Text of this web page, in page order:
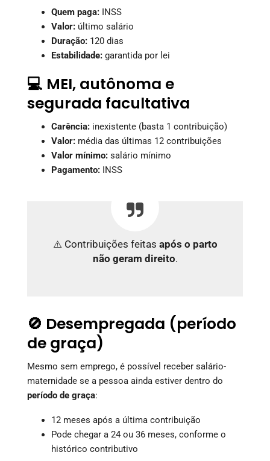
Quem paga: INSS
Valor: último salário
Duração: 120 dias
Estabilidade: garantida por lei
💻 MEI, autônoma e
segurada facultativa
Carência: inexistente (basta 1 contribuição)
Valor: média das últimas 12 contribuições
Valor mínimo: salário mínimo
Pagamento: INSS
⚠️ Contribuições feitas após o parto
não geram direito.
🚫 Desempregada (período
de graça)
Mesmo sem emprego, é possível receber salário-
maternidade se a pessoa ainda estiver dentro do
período de graça:
12 meses após a última contribuição
Pode chegar a 24 ou 36 meses, conforme o
histórico contributivo